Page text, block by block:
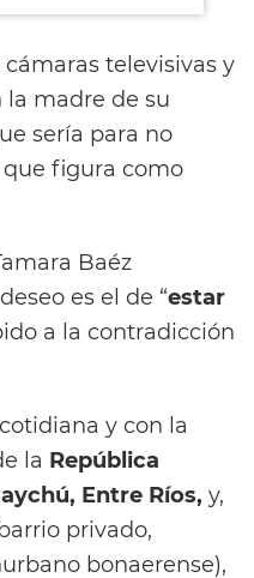
televisivas y
madre de su
sería para no
figura como
Baéz
es el de “estar
a la contradicción
y con la
la República
Entre Ríos, y,
privado,
bonaerense),